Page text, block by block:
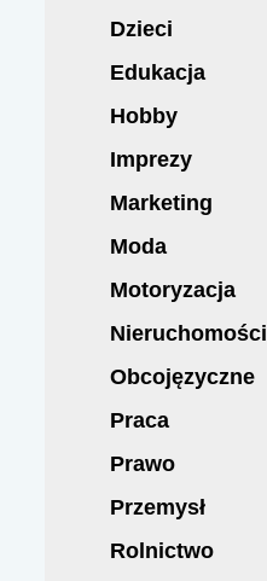
Dzieci
Edukacja
Hobby
Imprezy
Marketing
Moda
Motoryzacja
Nieruchomości
Obcojęzyczne
Praca
Prawo
Przemysł
Rolnictwo